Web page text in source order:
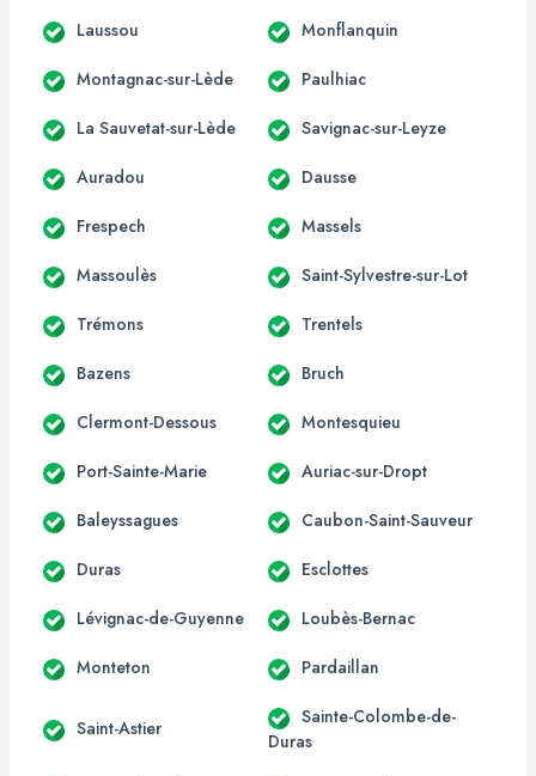
Laussou Monflanquin
Montagnac-sur-Lède Paulhiac
La Sauvetat-sur-Lède Savignac-sur-Leyze
Auradou Dausse
Frespech Massels
Massoulès Saint-Sylvestre-sur-Lot
Trémons Trentels
Bazens Bruch
Clermont-Dessous Montesquieu
Port-Sainte-Marie Auriac-sur-Dropt
Baleyssagues Caubon-Saint-Sauveur
Duras Esclottes
Lévignac-de-Guyenne Loubès-Bernac
Monteton Pardaillan
Saint-Astier
Sainte-Colombe-de-
Duras